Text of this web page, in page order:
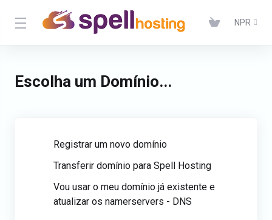
NPR
Escolha um Domínio...
Registrar um novo domínio
Transferir domínio para Spell Hosting
Vou usar o meu domínio já existente e
atualizar os namerservers - DNS